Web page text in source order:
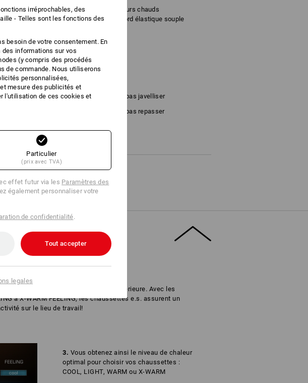
et anti-odeurs, idéales pour les jours chauds
agréables et confortables grâce à leur bord élastique souple
ergonomique pour un confort optimal
de 3 avec 3 couleurs différentes
97% Polyamide / 3% Élasthanne
:
délicat en machine à 40 °C
Ne pas javelliser
Ne pas repasser
physique et de la température extérieure. Avec les
à X-WARM FEELING, les chaussettes e.s. assurent un
sur le lieu de travail!
3. Vous obtenez ainsi le niveau de chaleur
optimal pour choisir vos chaussettes :
COOL, LIGHT, WARM ou X-WARM
irréprochables, des
- Telles sont les fonctions des
besoin de votre consentement. En
des informations sur vos
(y compris des procédés
de commande. Nous utiliserons
personnalisées,
mesure des publicités et
l'utilisation de ces cookies et
Particulier
(prix avec TVA)
effet futur via les Paramètres des
également personnaliser votre
de confidentialité.
Tout accepter
legales